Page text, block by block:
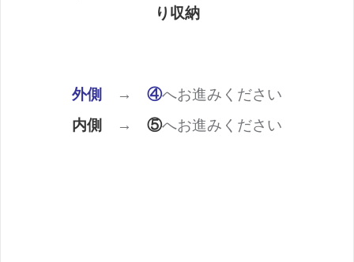
り収納
外側 → ④へお進みください
内側
→ ⑤へお進みください